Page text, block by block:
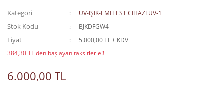
Kategori UV-IŞIK-EMİ TEST CİHAZI UV-1
Stok Kodu BJKDFGW4
Fiyat
5.000,00 TL + KDV
384,30 TL den başlayan taksitlerle!!
6.000,00 TL